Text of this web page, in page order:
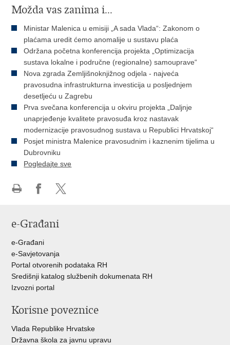
Možda vas zanima i...
Ministar Malenica u emisiji „A sada Vlada“: Zakonom o
plaćama uredit ćemo anomalije u sustavu plaća
Održana početna konferencija projekta „Optimizacija
sustava lokalne i područne (regionalne) samouprave“
Nova zgrada Zemljišnoknjižnog odjela - najveća
pravosudna infrastrukturna investicija u posljednjem
desetljeću u Zagrebu
Prva svečana konferencija u okviru projekta „Daljnje
unaprjeđenje kvalitete pravosuđa kroz nastavak
modernizacije pravosudnog sustava u Republici Hrvatskoj“
Posjet ministra Malenice pravosudnim i kaznenim tijelima u
Dubrovniku
Pogledajte sve
FacebookuTwitteru
e-Građani
e-Građani
e-Savjetovanja
Portal otvorenih podataka RH
Središnji katalog službenih dokumenata RH
Izvozni portal
Korisne poveznice
Vlada Republike Hrvatske
Državna škola za javnu upravu